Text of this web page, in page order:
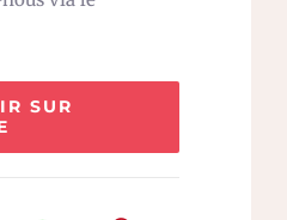
SUR